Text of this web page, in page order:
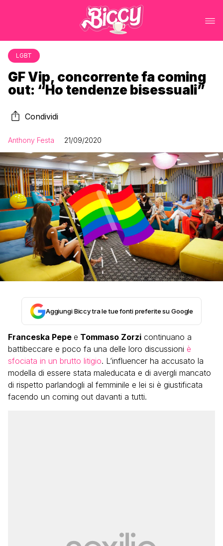
LGBT
GF Vip, concorrente fa coming
out: “Ho tendenze bisessuali”
Condividi
Anthony Festa 21/09/2020
Aggiungi Biccy tra le tue fonti preferite su Google
Franceska Pepe e Tommaso Zorzi continuano a
battibeccare e poco fa una delle loro discussioni è
sfociata in un brutto litigio. L’influencer ha accusato la
modella di essere stata maleducata e di avergli mancato
di rispetto parlandogli al femminile e lei si è giustificata
facendo un coming out davanti a tutti.